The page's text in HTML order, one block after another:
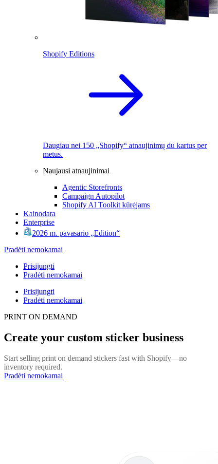
Shopify Editions
Daugiau nei 150 „Shopify“ atnaujinimų du kartus per
metus.
Naujausi atnaujinimai
Agentic Storefronts
Campaign Autopilot
Shopify AI Toolkit kūrėjams
Kainodara
Enterprise
2026 m. pavasario „Edition“
Pradėti nemokamai
Prisijungti
Pradėti nemokamai
Prisijungti
Pradėti nemokamai
PRINT ON DEMAND
Create your custom sticker business
Start selling print on demand stickers fast with Shopify—no
inventory required.
Pradėti nemokamai